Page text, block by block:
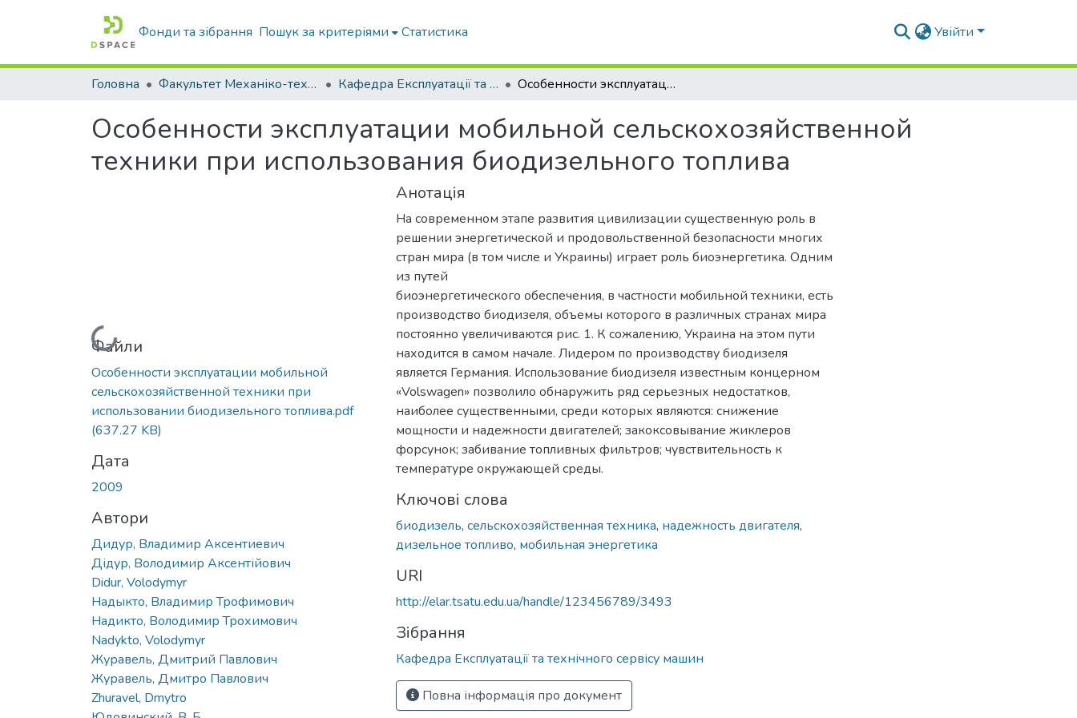
Фонди та зібрання Пошук за критеріями Статистика Увійти
Головна Факультет Механіко-технологічний Кафедра Експлуатації та технічного сервісу машин Особенности эксплуатации мобильной сельскохозяйственной техники при использования биодизельного топлива
Особенности эксплуатации мобильной сельскохозяйственной
техники при использования биодизельного топлива
Вантажиться...
Файли
Особенности эксплуатации мобильной
сельскохозяйственной техники при
использовании биодизельного топлива.pdf
(637.27 KB)
Дата
2009
Автори
Дидур, Владимир Аксентиевич
Дідур, Володимир Аксентійович
Didur, Volodymyr
Надыкто, Владимир Трофимович
Надикто, Володимир Трохимович
Nadykto, Volodymyr
Журавель, Дмитрий Павлович
Журавель, Дмитро Павлович
Zhuravel, Dmytro
Анотація
На современном этапе развития цивилизации существенную роль в
решении энергетической и продовольственной безопасности многих
стран мира (в том числе и Украины) играет роль биоэнергетика. Одним
из путей
биоэнергетического обеспечения, в частности мобильной техники, есть
производство биодизеля, объемы которого в различных странах мира
постоянно увеличиваются рис. 1. К сожалению, Украина на этом пути
находится в самом начале. Лидером по производству биодизеля
является Германия. Использование биодизеля известным концерном
«Volswagen» позволило обнаружить ряд серьезных недостатков,
наиболее существенными, среди которых являются: снижение
мощности и надежности двигателей; закоксовывание жиклеров
форсунок; забивание топливных фильтров; чувствительность к
температуре окружающей среды.
Ключові слова
биодизель, сельскохозяйственная техника, надежность двигателя,
дизельное топливо, мобильная энергетика
URI
http://elar.tsatu.edu.ua/handle/123456789/3493
Зібрання
Кафедра Експлуатації та технічного сервісу машин
Повна інформація про документ